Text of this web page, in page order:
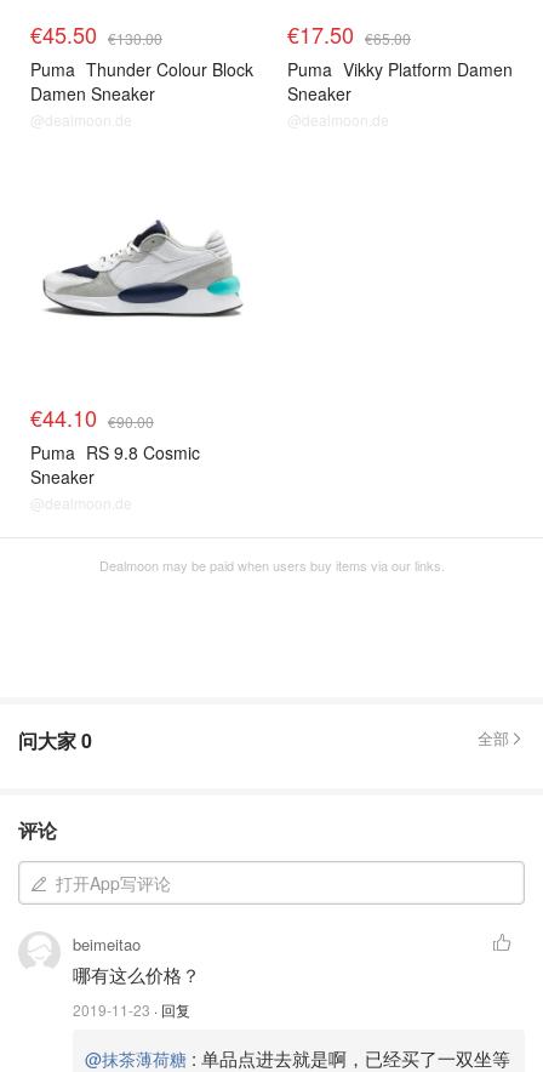
€45.50 €130.00
Puma Thunder Colour Block
Damen Sneaker
@dealmoon.de
€17.50 €65.00
Puma Vikky Platform Damen
Sneaker
@dealmoon.de
€44.10 €90.00
Puma RS 9.8 Cosmic
Sneaker
@dealmoon.de
Dealmoon may be paid when users buy items via our links.
问大家0 全部
评论
打开App写评论
beimeitao
哪有这么价格？
2019-11-23 · 回复
@抹茶薄荷糖 : 单品点进去就是啊，已经买了一双坐等